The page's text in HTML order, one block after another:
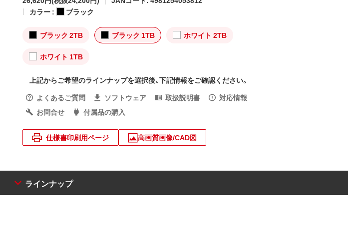
カラー :
ブラック
ブラック 2TB ブラック 1TB ホワイト 2TB
ホワイト 1TB
上記からご希望のラインナップを選択後、下記情報をご確認ください。
よくあるご質問
ソフトウェア 取扱説明書
対応情報
お問合せ
付属品の購入
仕様書印刷用ページ 高画質画像/CAD図
ラインナップ